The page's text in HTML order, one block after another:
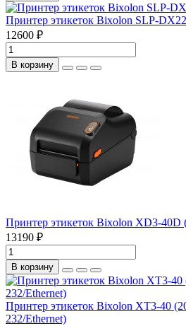
Принтер этикеток Bixolon SLP-
12600 ₽
В корзину
Принтер этикеток Bixolon XD3-40D
13190 ₽
В корзину
Принтер этикеток Bixolon XT3-40
232/Ethernet)